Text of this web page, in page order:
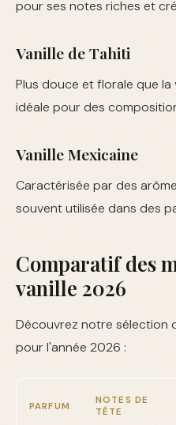
pour ses notes riches et
Vanille de Tahiti
Plus douce et florale que la
idéale pour des
Vanille Mexicaine
Caractérisée par des
souvent utilisée dans des
Comparatif des
vanille 2026
Découvrez notre sélection
pour l'année 2026 :
PARFUM
NOTES DE
TÊTE